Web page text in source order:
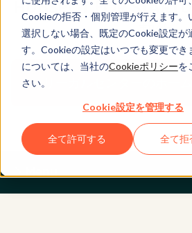
Cookieの拒否・個別管理が行えます。
選択しない場合、既定のCookie設定が
す。Cookieの設定はいつでも変更でき
については、当社のCookieポリシーを
さい。
Cookie設定を管理する
全て許可する 全て拒
HUBSPOT FOR
契約
リーガルセンターのホーム
Menu